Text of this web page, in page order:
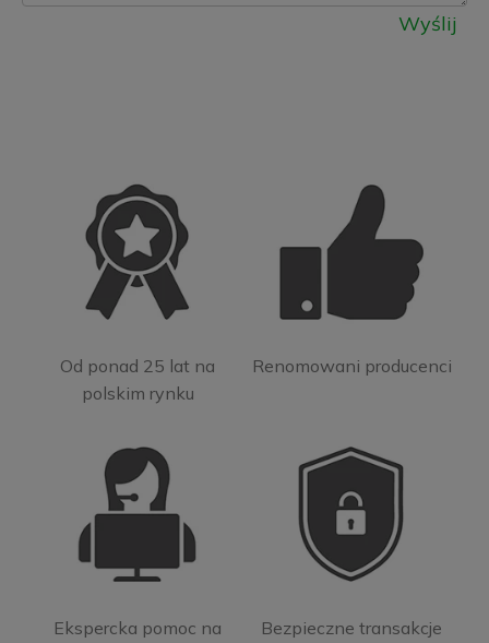
Wyślij
Od ponad 25 lat na
polskim rynku
Renomowani producenci
Ekspercka pomoc na
Bezpieczne transakcje